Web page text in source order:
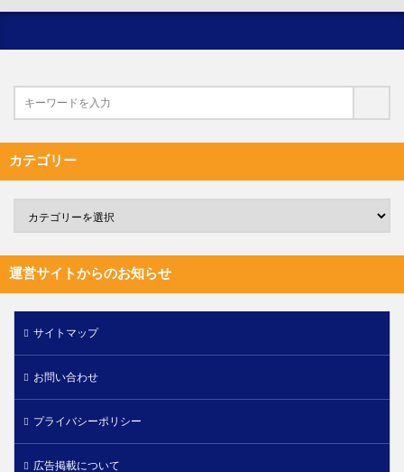
カテゴリー
運営サイトからのお知らせ
サイトマップ
お問い合わせ
プライバシーポリシー
広告掲載について